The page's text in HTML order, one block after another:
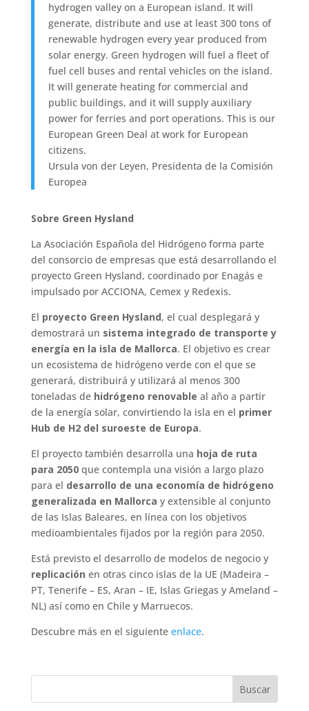
hydrogen valley on a European island. It will
generate, distribute and use at least 300 tons of
renewable hydrogen every year produced from
solar energy. Green hydrogen will fuel a fleet of
fuel cell buses and rental vehicles on the island.
It will generate heating for commercial and
public buildings, and it will supply auxiliary
power for ferries and port operations. This is our
European Green Deal at work for European
citizens.
Ursula von der Leyen, Presidenta de la Comisión
Europea
Sobre Green Hysland
La Asociación Española del Hidrógeno forma parte
del consorcio de empresas que está desarrollando el
proyecto Green Hysland, coordinado por Enagás e
impulsado por ACCIONA, Cemex y Redexis.
El proyecto Green Hysland, el cual desplegará y
demostrará un sistema integrado de transporte y
energía en la isla de Mallorca. El objetivo es crear
un ecosistema de hidrógeno verde con el que se
generará, distribuirá y utilizará al menos 300
toneladas de hidrógeno renovable al año a partir
de la energía solar, convirtiendo la isla en el primer
Hub de H2 del suroeste de Europa.
El proyecto también desarrolla una hoja de ruta
para 2050que contempla una visión a largo plazo
para el desarrollo de una economía de hidrógeno
generalizada en Mallorca y extensible al conjunto
de las Islas Baleares, en línea con los objetivos
medioambientales fijados por la región para 2050.
Está previsto el desarrollo de modelos de negocio y
replicación en otras cinco islas de la UE (Madeira –
PT, Tenerife – ES, Aran – IE, Islas Griegas y Ameland –
NL) así como en Chile y Marruecos.
Descubre más en el siguiente enlace.